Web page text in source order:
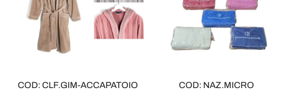
COD: CLF.GIM-ACCAPATOIO COD: NAZ.MICRO